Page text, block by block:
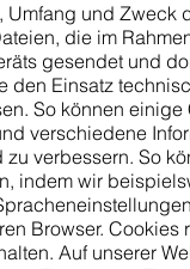
Umfang und Zweck
die im
gesendet und
den Einsatz
So können
verschiedene
verbessern. So
indem wir
Browser.
Auf unserer